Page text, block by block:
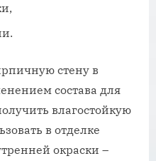
стену в
состава для
влагостойкую
в отделке
окраски –